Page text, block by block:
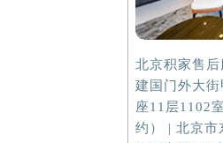
前预约）
北京积家售
建国门外大
座11层1102
约） | 北京市